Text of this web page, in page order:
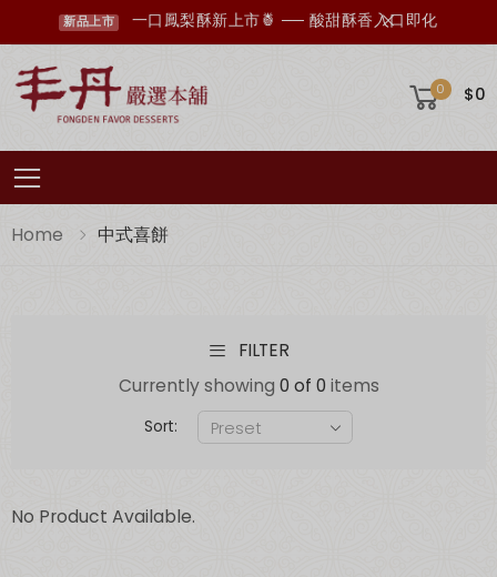
新品上市 一口鳳梨酥新上市🍍 ── 酸甜酥香入口即化
0 $0
Toggle mobile menu
Home 中式喜餅
FILTER
Currently showing 0 of 0 items
Sort:
No Product Available.